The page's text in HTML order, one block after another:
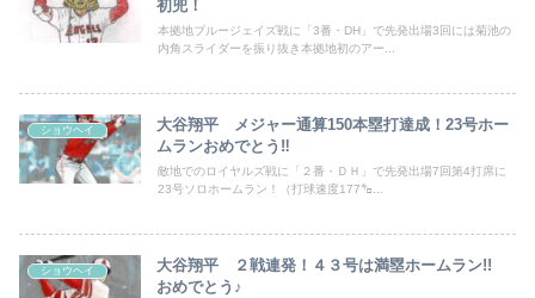
初兜！
本拠地ブルージェイズ戦に「3番・DH」で先発出場3回には菊池の
内角スライダーを振り抜き本拠地初のアー...
ショウヘイ
大谷翔平 メジャー通算150本塁打達成！23号ホー
ムランおめでとう‼
敵地でのロイヤルズ戦に「２番・ＤＨ」で先発出場7回第4打席に
23号ソロホームラン！（打球速度177㌔...
ショウヘイ
大谷翔平 ２戦連発！４３号は満塁ホームラン!!
おめでとう♪